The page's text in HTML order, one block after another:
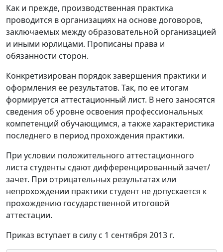
Как и прежде, производственная практика
проводится в организациях на основе договоров,
заключаемых между образовательной организацией
и иными юрлицами. Прописаны права и
обязанности сторон.
Конкретизирован порядок завершения практики и
оформления ее результатов. Так, по ее итогам
формируется аттестационный лист. В него заносятся
сведения об уровне освоения профессиональных
компетенций обучающимся, а также характеристика
последнего в период прохождения практики.
При условии положительного аттестационного
листа студенты сдают дифференцированный зачет/
зачет. При отрицательных результатах или
непрохождении практики студент не допускается к
прохождению государственной итоговой
аттестации.
Приказ вступает в силу с 1 сентября 2013 г.